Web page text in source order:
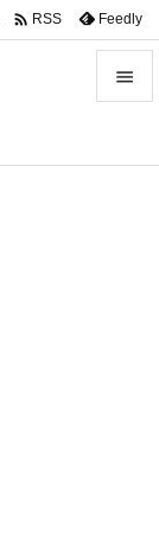

 RSS Feedly